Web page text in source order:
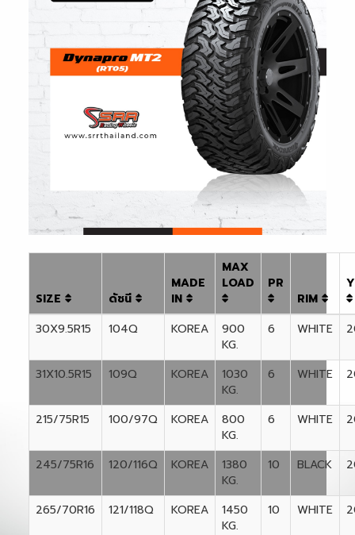
SIZE ดัชนี
MADE
IN
MAX
LOAD
PR
RIM
30X9.5R15 104Q KOREA
900
KG.
6 WHITE
31X10.5R15 109Q KOREA
1030
KG.
6 WHITE
215/75R15 100/97Q KOREA
800
KG.
6 WHITE
245/75R16 120/116Q KOREA
1380
KG.
10 BLACK
265/70R16 121/118Q KOREA
1450
KG.
10 WHITE